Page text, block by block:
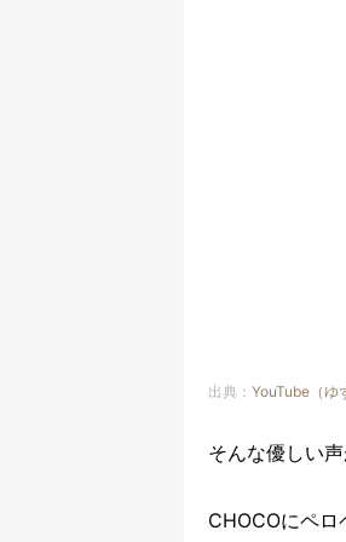
出典： YouTube（ゆ
そんな優しい声
CHOCOにペ